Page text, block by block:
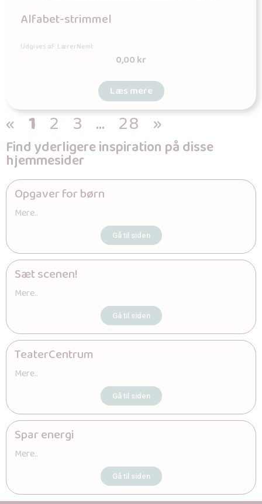
Alfabet-strimmel
Udgives af: LærerNemt
0,00kr
Læs mere
« 1 2 3 … 28 »
Find yderligere inspiration på disse
hjemmesider
Opgaver for børn
Mere..
Gå til siden
Sæt scenen!
Mere..
Gå til siden
TeaterCentrum
Mere..
Gå til siden
Spar energi
Mere..
Gå til siden